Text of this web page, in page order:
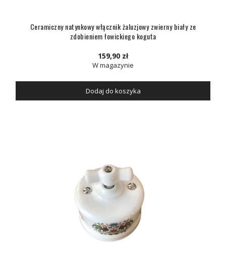
Ceramiczny natynkowy włącznik żaluzjowy zwierny biały ze
zdobieniem łowickiego koguta
159,90 zł
W magazynie
Dodaj do koszyka